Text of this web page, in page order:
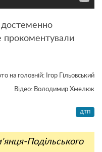
прокоментували
на головній: Ігор Гільовський
Відео: Володимир Хмелюк
ДТП
Подільського